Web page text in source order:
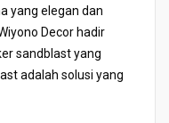
yang elegan dan
Decor hadir
sandblast yang
adalah solusi yang